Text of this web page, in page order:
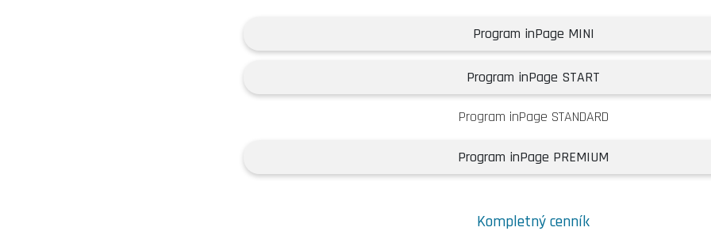
Program inPage MINI
Program inPage START
Program inPage STANDARD
Program inPage PREMIUM
Kompletný cenník